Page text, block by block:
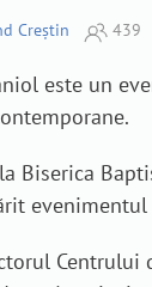
Creștin 439
este un
Biserica